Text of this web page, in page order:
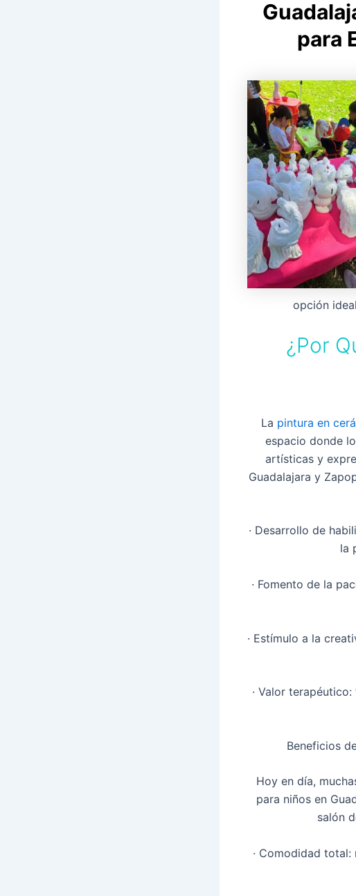
para
opción
¿Por
La pintura en
espacio donde
artísticas y
Guadalajara y
· Desarrollo de
la
· Fomento de la
· Estímulo a la
· Valor
Beneficios
Hoy en día,
para niños en
salón
· Comodidad